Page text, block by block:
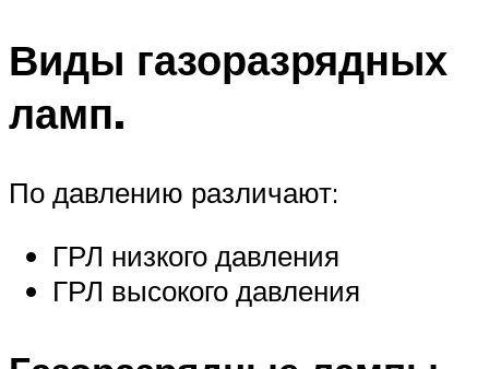
Виды газоразрядных
ламп.
По давлению различают:
ГРЛ низкого давления
ГРЛ высокого давления